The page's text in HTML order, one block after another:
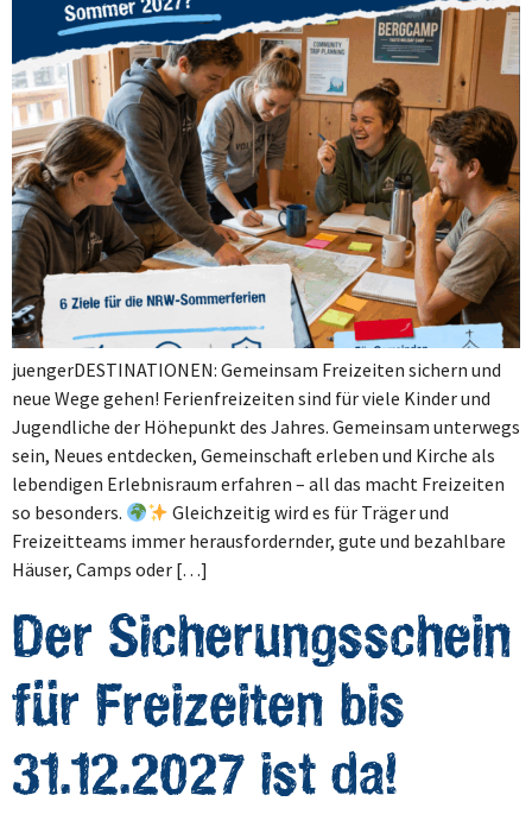
juengerDESTINATIONEN: Gemeinsam Freizeiten sichern und
neue Wege gehen! Ferienfreizeiten sind für viele Kinder und
Jugendliche der Höhepunkt des Jahres. Gemeinsam unterwegs
sein, Neues entdecken, Gemeinschaft erleben und Kirche als
lebendigen Erlebnisraum erfahren – all das macht Freizeiten
so besonders.
Gleichzeitig wird es für Träger und
Freizeitteams immer herausfordernder, gute und bezahlbare
Häuser, Camps oder […]
Der Sicherungsschein
für Freizeiten bis
31.12.2027 ist da!